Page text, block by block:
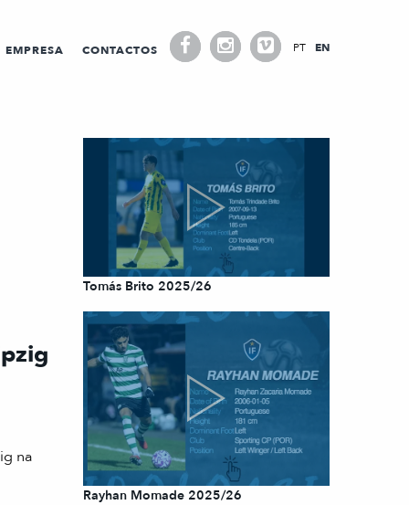
EMPRESA CONTACTOS PT EN
na
Tomás Brito 2025/26
Rayhan Momade 2025/26